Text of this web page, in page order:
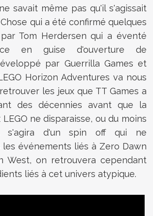
savait même pas qu'il s'agissait
qui a été confirmé quelques
Tom Herdersen qui a éventé
en guise d'ouverture de
par Guerrilla Games et
Horizon Adventures va nous
les jeux que TT Games a
des décennies avant que la
ne disparaisse, ou du moins
s'agira d'un spin off qui ne
événements liés à Zero Dawn
West, on retrouvera cependant
liés à cet univers atypique.